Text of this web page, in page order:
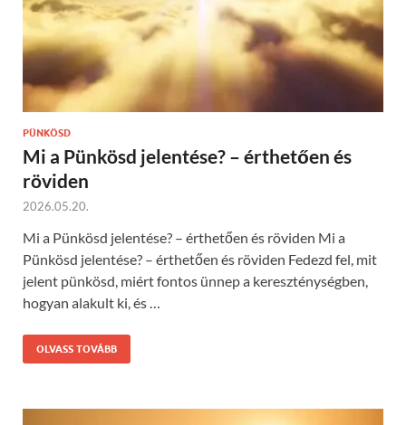
PÜNKÖSD
Mi a Pünkösd jelentése? – érthetően és
röviden
2026.05.20.
Mi a Pünkösd jelentése? – érthetően és röviden Mi a
Pünkösd jelentése? – érthetően és röviden Fedezd fel, mit
jelent pünkösd, miért fontos ünnep a kereszténységben,
hogyan alakult ki, és …
OLVASS TOVÁBB